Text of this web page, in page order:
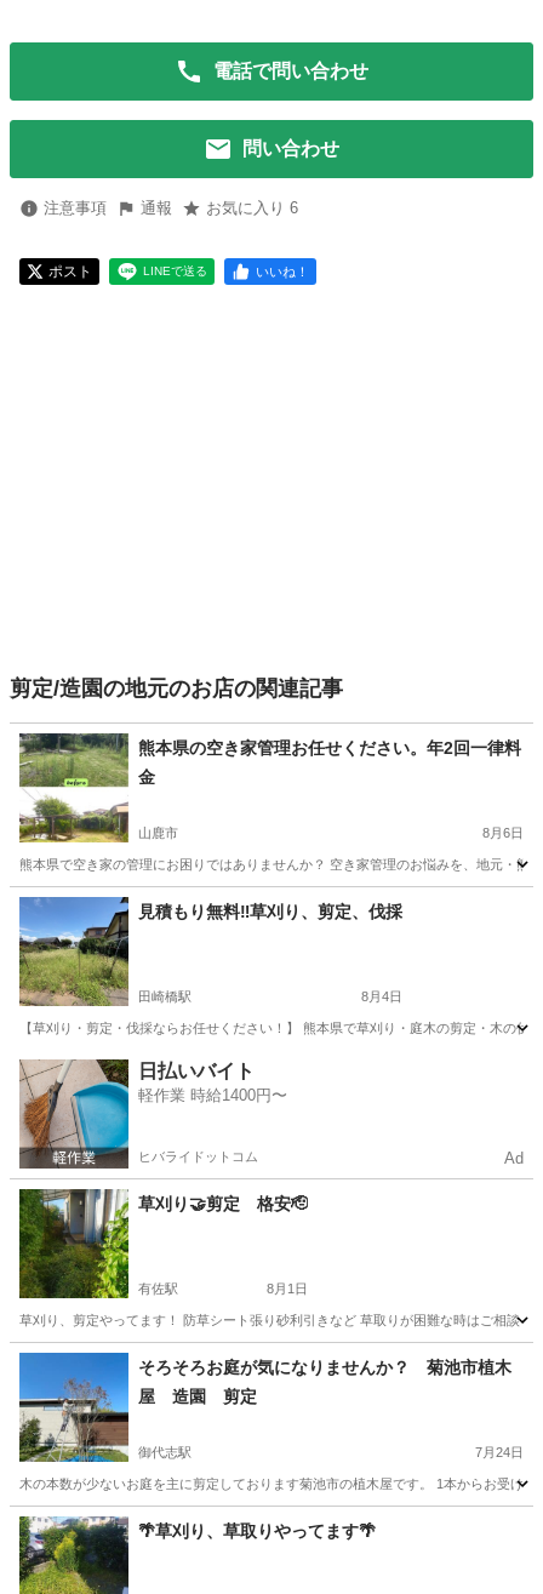
電話で問い合わせ
問い合わせ
注意事項 通報 お気に入り 6
ポスト LINEで送る いいね！
剪定/造園の地元のお店の関連記事
熊本県の空き家管理お任せください。年2回一律料
金
山鹿市 8月6日
熊本県で空き家の管理にお困りではありませんか？ 空き家管理のお悩みを、地元・
熊本 山鹿市 植木/庭木植え替え 料金
見積もり無料‼️草刈り、剪定、伐採
田崎橋駅 8月4日
【草刈り・剪定・伐採ならお任せください！】 熊本県で草刈り・庭木の剪定・木の
熊本 熊本市 田崎橋駅 剪定/造園
日払いバイト
軽作業 時給1400円〜
ヒバライドットコム Ad
草刈り🤝剪定 格安🫡
有佐駅 8月1日
草刈り、剪定やってます！ 防草シート張り砂利引きなど 草取りが困難な時はご相談く
熊本 熊本市 有佐駅 草刈り 格安
そろそろお庭が気になりませんか？ 菊池市植木
屋 造園 剪定
御代志駅 7月24日
木の本数が少ないお庭を主に剪定しております菊池市の植木屋です。 1本からお受け
熊本 菊池市 御代志駅 植木/庭木植え替え
🌴草刈り、草取りやってます🌴